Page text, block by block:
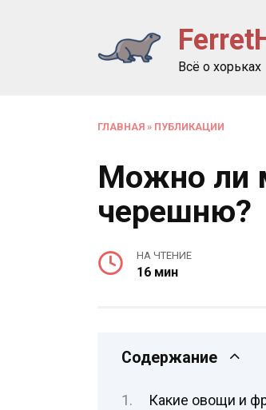
Всё о хорьках
ГЛАВНАЯ » ПУБЛИКАЦИИ
Можно ли
черешню?
НА ЧТЕНИЕ
16 мин
Содержание
Какие овощи и